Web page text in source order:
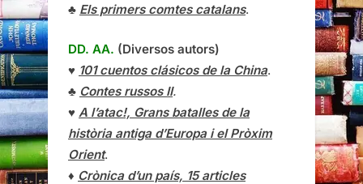
♣ Els primers comtes catalans.
DD. AA. (Diversos autors)
♥ 101 cuentos clásicos de la China.
♣ Contes russos II.
♥ A l’atac!, Grans batalles de la
història antiga d’Europa i el Pròxim
Orient.
♦ Crònica d’un país, 15 articles